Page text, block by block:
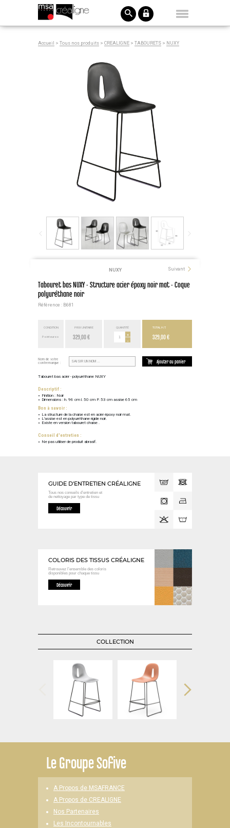
Accueil > Tous nos produits > CREALIGNE > TABOURETS > NUXY
NUXY Suivant
Tabouret bas NUXY - Structure acier époxy noir mat - Coque
polyuréthane noir
Référence : B681
CONDITION
Point euros
PRIX UNITAIRE
329,00 €
QUANTITÉ
+
-
TOTAL H.T.
329,00 €
Nom de votre
contremarque :
Ajouter au panier
Tabouret bas acier - polyuréthane NUXY
Descriptif :
Finition : Noir
Dimensions : h. 96 cm l. 50 cm P. 53 cm assise 65 cm
Bon à savoir :
La structure de la chaise est en acier époxy noir mat.
L'assise est en polyuréthane rigide noir.
Existe en version tabouret chaise .
Conseil d'entretien :
Ne pas utiliser de produit abrasif.
GUIDE D'ENTRETIEN CRÉALIGNE
Tous nos conseils d’entretien et
de nettoyage par type de tissu
Découvrir
COLORIS DES TISSUS CRÉALIGNE
Retrouvez l’ensemble des coloris
disponibles pour chaque tissu
Découvrir
COLLECTION
LeGroupe Sofive
A Propos de MSAFRANCE
A Propos de CREALIGNE
Nos Partenaires
Les Incontournables